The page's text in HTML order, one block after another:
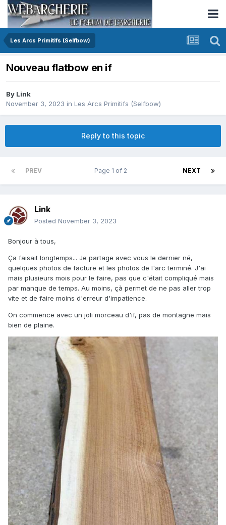
Les Arcs Primitifs (Selfbow)
Nouveau flatbow en if
By Link
November 3, 2023 in Les Arcs Primitifs (Selfbow)
Reply to this topic
PREV NEXT
Page 1 of 2
Link
Posted November 3, 2023
Bonjour à tous,
Ça faisait longtemps... Je partage avec vous le dernier né,
quelques photos de facture et les photos de l'arc terminé. J'ai
mais plusieurs mois pour le faire, pas que c'était compliqué mais
par manque de temps. Au moins, çà permet de ne pas aller trop
vite et de faire moins d'erreur d'impatience.
On commence avec un joli morceau d'if, pas de montagne mais
bien de plaine.